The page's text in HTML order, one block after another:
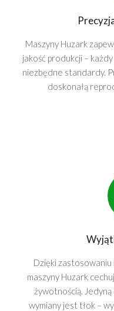
Maszyny Huzark
jakość produkcji –
niezbędne standardy.
doskonałą
Dzięki zastosowaniu
maszyny Huzark
żywotnością.
wymiany jest tłok –